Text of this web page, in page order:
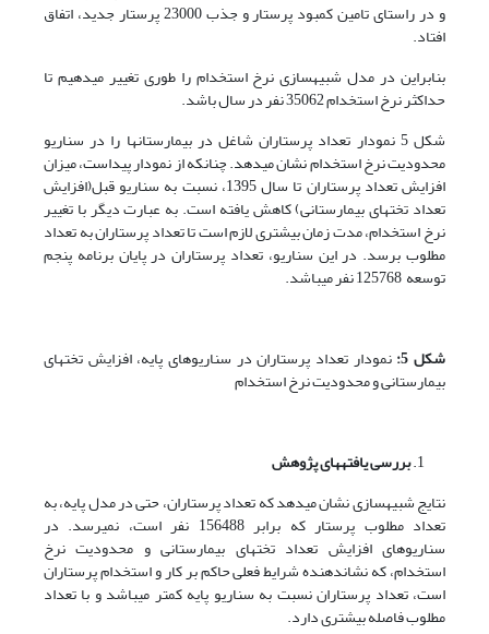
و در راستای تامین کمبود پرستار و جذب 23000 پرستار جدید، اتفاق
افتاد.
بنابراین در مدل شبیه­سازی نرخ استخدام را طوری تغییر می­دهیم تا
حداکثر نرخ استخدام 35062 نفر در سال باشد.
شکل 5 نمودار تعداد پرستاران شاغل در بیمارستان­ها را در سناریو
محدودیت نرخ استخدام نشان می­دهد. چنان­که از نمودار پیداست، میزان
افزایش تعداد پرستاران تا سال 1395، نسبت به سناریو قبل(افزایش
تعداد تخت­های بیمارستانی) کاهش یافته است. به عبارت دیگر با تغییر
نرخ استخدام، مدت زمان بیشتری لازم است تا تعداد پرستاران به تعداد
مطلوب برسد. در این سناریو، تعداد پرستاران در پایان برنامه پنجم
توسعه 125768 نفر می­باشد.
شکل 5: نمودار تعداد پرستاران در سناریوهای پایه، افزایش تخت­های
بیمارستانی و محدودیت نرخ استخدام
بررسی یافته­های پژوهش
نتایج شبیه­سازی نشان می­دهد که تعداد پرستاران، حتی در مدل پایه، به
تعداد مطلوب پرستار که برابر 156488 نفر است، نمی­رسد. در
سناریوهای افزایش تعداد تخت­های بیمارستانی و محدودیت نرخ
استخدام، که نشان­دهنده شرایط فعلی حاکم بر کار و استخدام پرستاران
است، تعداد پرستاران نسبت به سناریو پایه کمتر می­باشد و با تعداد
مطلوب فاصله بیشتری دارد.